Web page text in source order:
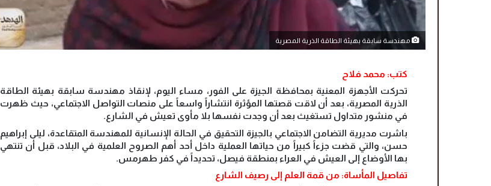
مهندسة سابقة بهيئة الطاقة الذرية المصرية
كتب: محمد فلاح
تحركت الأجهزة المعنية بمحافظة الجيزة على الفور، مساء اليوم، لإنقاذ مهندسة سابقة بهيئة الطاقة
الذرية المصرية، بعد أن لاقت قصتها المؤثرة انتشاراً واسعاً على منصات التواصل الاجتماعي، حيث ظهرت
في منشور متداول تستغيث بعد أن وجدت نفسها بلا مأوى تعيش في الشارع.
باشرت مديرية التضامن الاجتماعي بالجيزة التحقيق في الحالة الإنسانية للمهندسة المتقاعدة، ليلى إبراهيم
حسن، والتي قضت جزءاً كبيراً من حياتها العملية داخل أحد أهم الصروح العلمية في البلاد، قبل أن تنتهي
بها الأوضاع إلى العيش في العراء بمنطقة فيصل، تحديداً في كفر طهرمس.
تفاصيل المأساة: من قمة العلم إلى رصيف الشارع